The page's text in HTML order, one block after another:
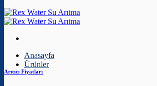
Anasayfa
Ürünler
Arıtıcı Fiyatları